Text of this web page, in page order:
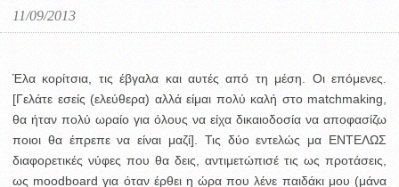
11/09/2013
Έλα κορίτσια, τις έβγαλα και αυτές από τη μέση. Οι επόμενες.
[Γελάτε εσείς (ελεύθερα) αλλά είμαι πολύ καλή στο matchmaking,
θα ήταν πολύ ωραίο για όλους να είχα δικαιοδοσία να αποφασίζω
ποιοι θα έπρεπε να είναι μαζί]. Τις δύο εντελώς μα ΕΝΤΕΛΩΣ
διαφορετικές νύφες που θα δεις, αντιμετώπισέ τις ως προτάσεις,
ως moodboard για όταν έρθει η ώρα που λένε παιδάκι μου (μάνα